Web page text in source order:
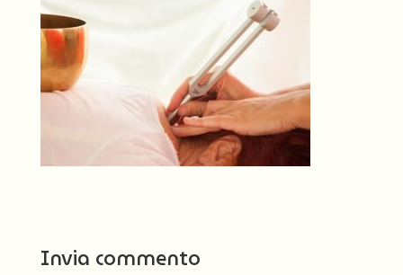
Invia commento